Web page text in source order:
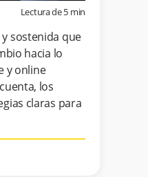
Lectura de5 min
sostenida que
hacia lo
y online
los
claras para